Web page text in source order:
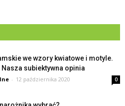
we wzory kwiatowe i motyle.
Nasza subiektywna opinia
- 12 października 2020 0